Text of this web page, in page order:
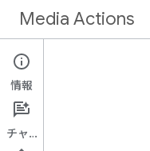
Media Actions
情報
チャット